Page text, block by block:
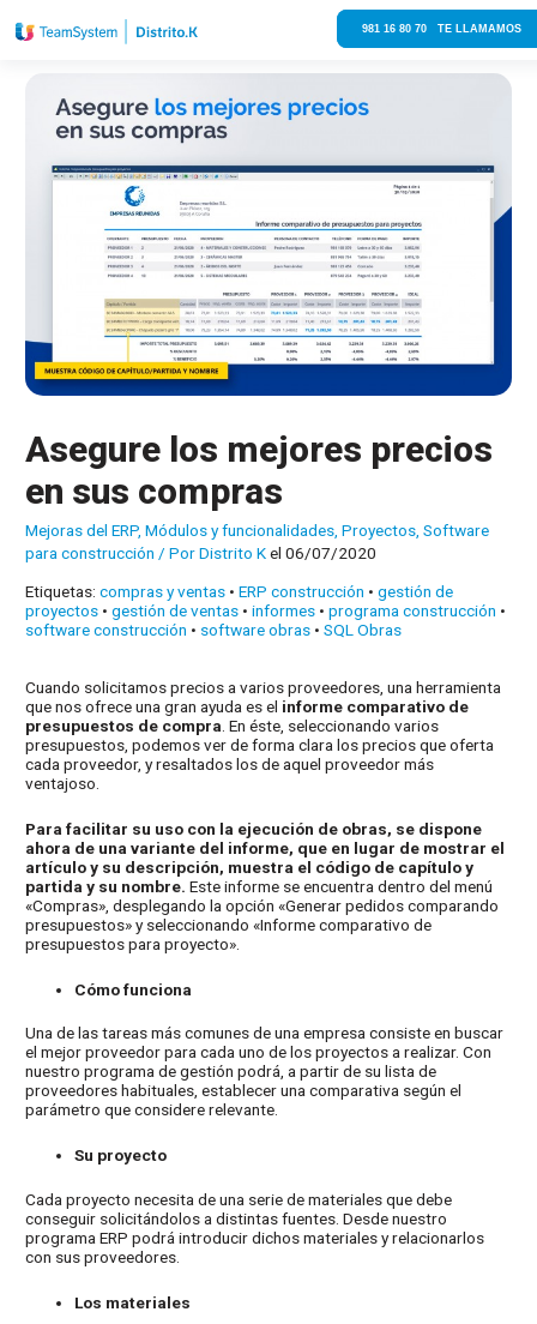
981 16 80 70 TE LLAMAMOS
Asegure los mejores precios
en sus compras
Mejoras del ERP,Módulos y funcionalidades,Proyectos,Software
para construcción / PorDistrito Kel 06/07/2020
Etiquetas:compras y ventas •ERP construcción •gestión de
proyectos •gestión de ventas •informes •programa construcción •
software construcción • software obras •SQL Obras
Cuando solicitamos precios a varios proveedores, una herramienta
que nos ofrece una gran ayuda es el informe comparativo de
presupuestos de compra . En éste, seleccionando varios
presupuestos, podemos ver de forma clara los precios que oferta
cada proveedor, y resaltados los de aquel proveedor más
ventajoso.
Para facilitar su uso con la ejecución de obras, se dispone
ahora de una variante del informe, que en lugar de mostrar el
artículo y su descripción, muestra el código de capítulo y
partida y su nombre. Este informe se encuentra dentro del menú
«Compras», desplegando la opción «Generar pedidos comparando
presupuestos» y seleccionando «Informe comparativo de
presupuestos para proyecto».
Cómo funciona
Una de las tareas más comunes de una empresa consiste en buscar
el mejor proveedor para cada uno de los proyectos a realizar. Con
nuestro programa de gestión podrá, a partir de su lista de
proveedores habituales, establecer una comparativa según el
parámetro que considere relevante.
Su proyecto
Cada proyecto necesita de una serie de materiales que debe
conseguir solicitándolos a distintas fuentes. Desde nuestro
programa ERP podrá introducir dichos materiales y relacionarlos
con sus proveedores.
Los materiales